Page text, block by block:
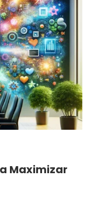
Maximizar